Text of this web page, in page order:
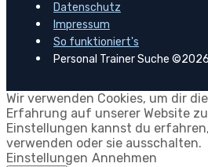
Datenschutz
Impressum
So funktioniert's
Personal Trainer Suche ©2026
Wir verwenden Cookies, um dir
Erfahrung auf unserer Website
Einstellungen kannst du
verwenden oder sie ausschalten.
Einstellungen Annehmen